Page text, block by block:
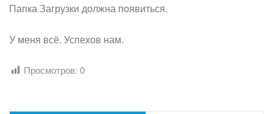
Папка Загрузки должна появиться.
У меня всё. Успехов нам.
Просмотров: 0